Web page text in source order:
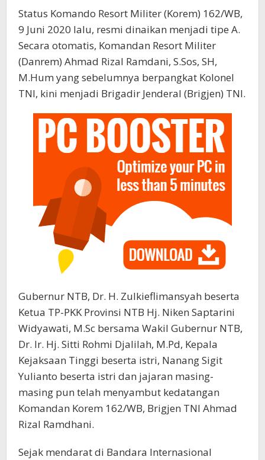
Status Komando Resort Militer (Korem) 162/WB,
9 Juni 2020 lalu, resmi dinaikan menjadi tipe A.
Secara otomatis, Komandan Resort Militer
(Danrem) Ahmad Rizal Ramdani, S.Sos, SH,
M.Hum yang sebelumnya berpangkat Kolonel
TNI, kini menjadi Brigadir Jenderal (Brigjen) TNI.
Gubernur NTB, Dr. H. Zulkieflimansyah beserta
Ketua TP-PKK Provinsi NTB Hj. Niken Saptarini
Widyawati, M.Sc bersama Wakil Gubernur NTB,
Dr. Ir. Hj. Sitti Rohmi Djalilah, M.Pd, Kepala
Kejaksaan Tinggi beserta istri, Nanang Sigit
Yulianto beserta istri dan jajaran masing-
masing pun telah menyambut kedatangan
Komandan Korem 162/WB, Brigjen TNI Ahmad
Rizal Ramdhani.
Sejak mendarat di Bandara Internasional